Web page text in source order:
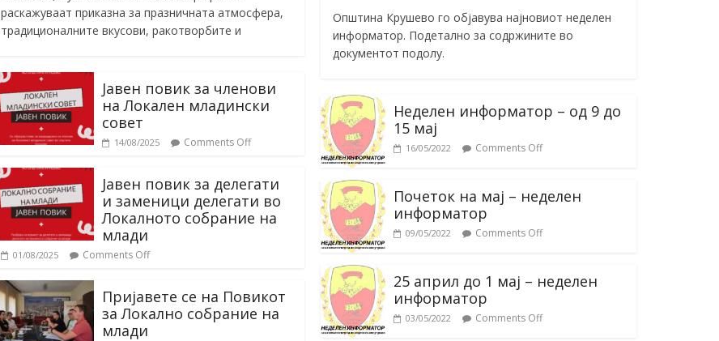
раскажуваат приказна за празничната атмосфера,
традиционалните вкусови, ракотворбите и
Јавен повик за членови
на Локален младински
совет
14/08/2025 Comments Off
Јавен повик за делегати
и заменици делегати во
Локалното собрание на
млади
01/08/2025 Comments Off
Пријавете се на Повикот
за Локално собрание на
млади
Општина Крушево го објавува најновиот неделен
информатор. Подетално за содржините во
документот подолу.
Неделен информатор – од 9 до
15 мај
16/05/2022 Comments Off
Почеток на мај – неделен
информатор
09/05/2022 Comments Off
25 април до 1 мај – неделен
информатор
03/05/2022 Comments Off